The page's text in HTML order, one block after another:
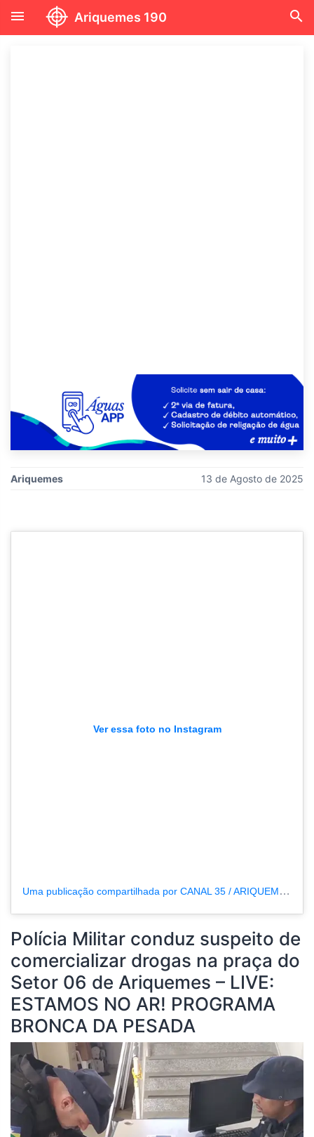
menu Ariquemes 190 search
Ariquemes 13 de Agosto de 2025
Ver essa foto no Instagram
Uma publicação compartilhada por CANAL 35 / ARIQUEMES190 (@tvpcanal35)
Polícia Militar conduz suspeito de
comercializar drogas na praça do
Setor 06 de Ariquemes – LIVE:
ESTAMOS NO AR! PROGRAMA
BRONCA DA PESADA